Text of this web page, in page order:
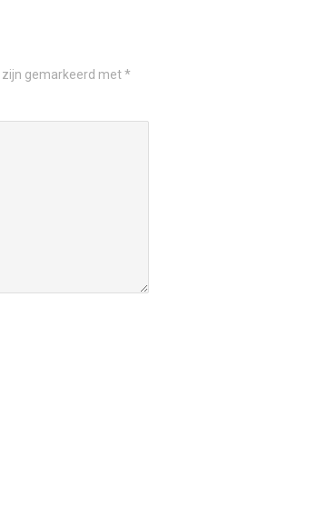
gemarkeerd met*